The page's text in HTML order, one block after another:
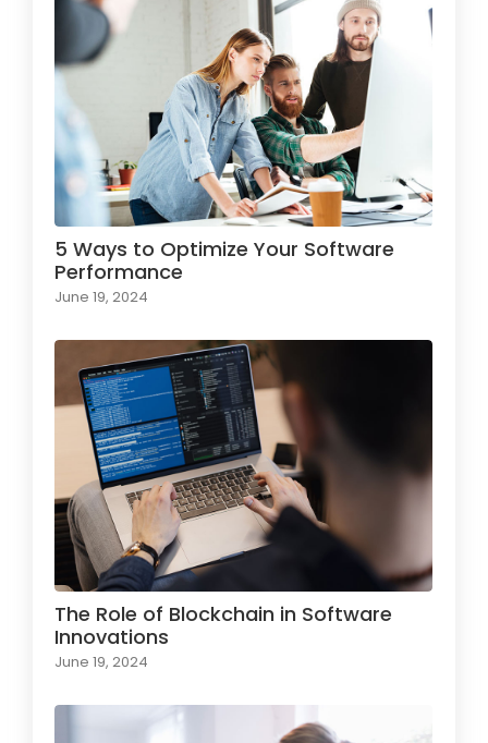
5 Ways to Optimize Your Software
Performance
June 19, 2024
The Role of Blockchain in Software
Innovations
June 19, 2024